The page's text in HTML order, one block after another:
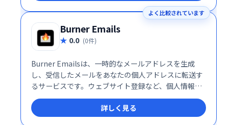
よく比較されています
Burner Emails
0.0 (0件)
Burner Emailsは、一時的なメールアドレスを生成
し、受信したメールをあなたの個人アドレスに転送す
るサービスです。ウェブサイト登録など、個人情報の
保護が必要な場面でプライバシーを守ります。不要な
メール受信を避け、安全にオンラインサービスを利用
できます。手軽で便利なメール管理を実現します。
詳しく見る